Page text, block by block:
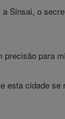
Sinsai, o
precisão para
cidade